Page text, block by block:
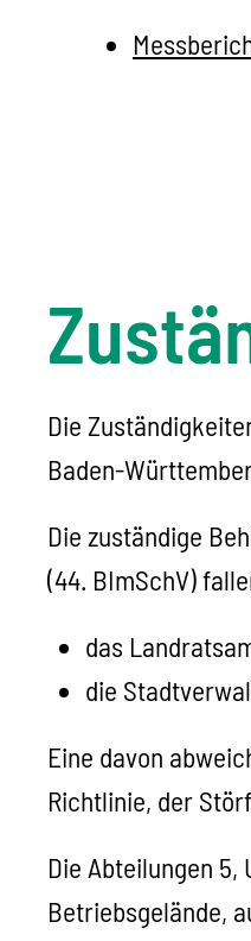
Die
Baden-
Die zuständige
(44. BImSchV)
das
die
Eine davon
Richtlinie, der
Die Abteilungen
Betriebsgelände,